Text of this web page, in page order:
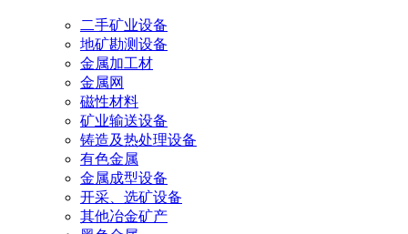
二手矿业设备
地矿勘测设备
金属加工材
金属网
磁性材料
矿业输送设备
铸造及热处理设备
有色金属
金属成型设备
开采、选矿设备
其他冶金矿产